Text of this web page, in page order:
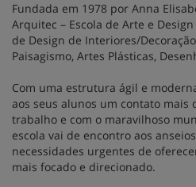
Fundada em 1978 por Anna
Arquitec – Escola de Arte e
de Design de Interiores/
Paisagismo, Artes Plásticas,
Com uma estrutura ágil e
aos seus alunos um contato mais
trabalho e com o maravilhoso
escola vai de encontro aos
necessidades urgentes de
mais focado e direcionado.